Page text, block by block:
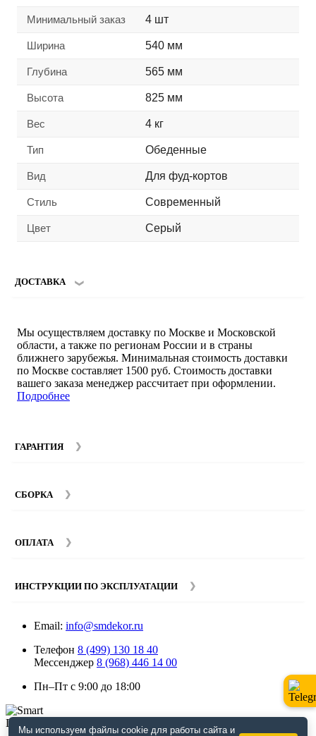
Минимальный заказ 4 шт
Ширина 540 мм
Глубина 565 мм
Высота 825 мм
Вес 4 кг
Тип Обеденные
Вид Для фуд-кортов
Стиль Современный
Цвет Серый
ДОСТАВКА
Мы осуществляем доставку по Москве и Московской
области, а также по регионам России и в страны
ближнего зарубежья. Минимальная стоимость доставки
по Москве составляет 1500 руб. Стоимость доставки
вашего заказа менеджер рассчитает при оформлении.
Подробнее
ГАРАНТИЯ
составляет 12 месяцев с момента покупки при
СБОРКА
Стоимость сборки зависит от количества и моделей
ОПЛАТА
ИНСТРУКЦИИ ПО ЭКСПЛУАТАЦИИ
Email: info@smdekor.ru
Телефон 8 (499) 130 18 40
Мессенджер 8 (968) 446 14 00
Пн–Пт с 9:00 до 18:00
Мы используем файлы cookie для работы сайта и